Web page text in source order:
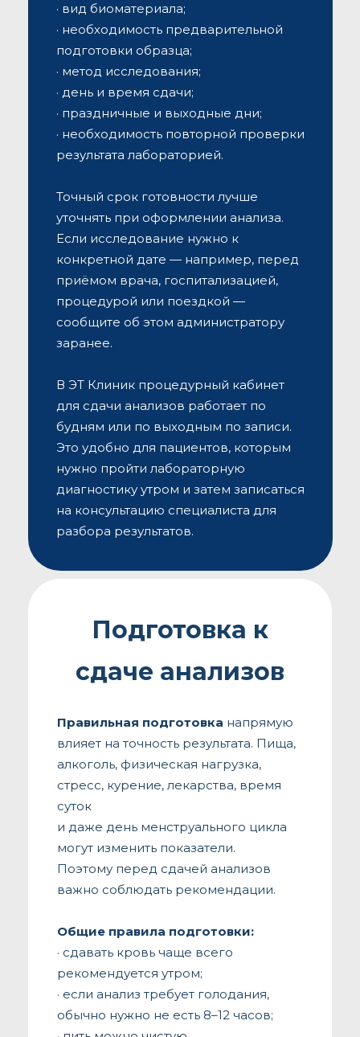
Правильная подготовка напрямую
влияет на точность результата. Пища,
алкоголь, физическая нагрузка,
стресс, курение, лекарства, время
суток
и даже день менструального цикла
могут изменить показатели.
Поэтому перед сдачей анализов
важно соблюдать рекомендации.
Общие правила подготовки:
· сдавать кровь чаще всего
рекомендуется утром;
· если анализ требует голодания,
обычно нужно не есть 8–12 часов;
Подготовка к
сдаче анализов
· вид биоматериала;
· необходимость предварительной
подготовки образца;
· метод исследования;
· день и время сдачи;
· праздничные и выходные дни;
· необходимость повторной проверки
результата лабораторией.
Точный срок готовности лучше
уточнять при оформлении анализа.
Если исследование нужно к
конкретной дате — например, перед
приёмом врача, госпитализацией,
процедурой или поездкой —
сообщите об этом администратору
заранее.
В ЭТ Клиник процедурный кабинет
для сдачи анализов работает по
будням или по выходным по записи.
Это удобно для пациентов, которым
нужно пройти лабораторную
диагностику утром и затем записаться
на консультацию специалиста для
разбора результатов.